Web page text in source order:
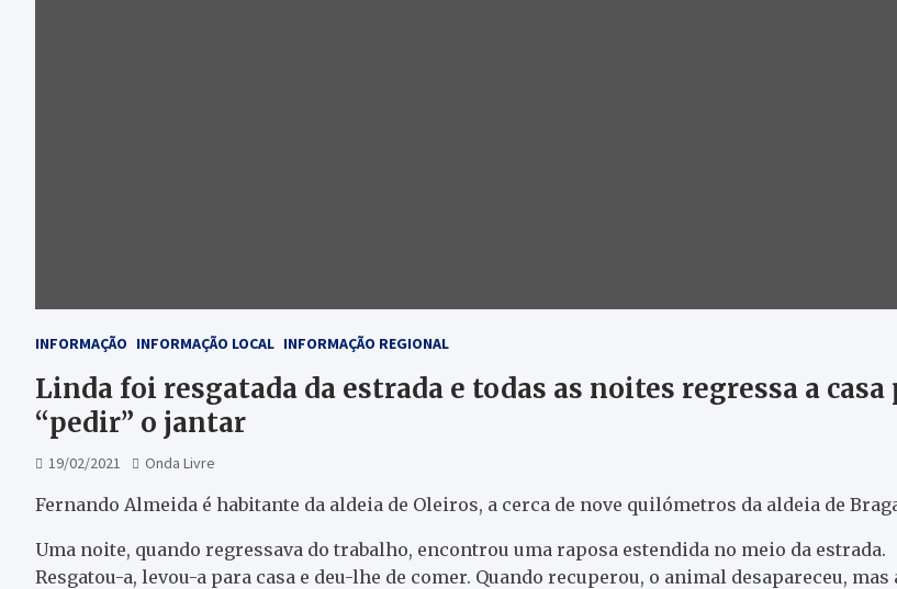
INFORMAÇÃO INFORMAÇÃO LOCAL INFORMAÇÃO REGIONAL
Linda foi resgatada da estrada e todas as noites regressa a casa
“pedir” o jantar
19/02/2021 Onda Livre
Fernando Almeida é habitante da aldeia de Oleiros, a cerca de nove quilómetros da aldeia de
Uma noite, quando regressava do trabalho, encontrou uma raposa estendida no meio da estrada.
Resgatou-a, levou-a para casa e deu-lhe de comer. Quando recuperou, o animal desapareceu, mas